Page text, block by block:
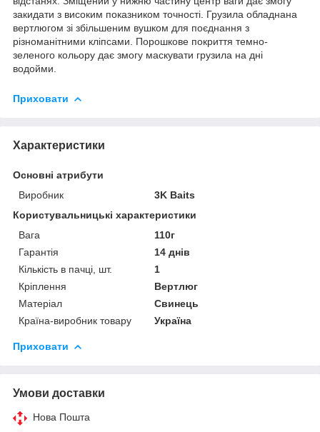
закидати з високим показником точності. Грузила обладнана
вертлюгом зі збільшеним вушком для поєднання з
різноманітними кліпсами. Порошкове покриття темно-
зеленого кольору дає змогу маскувати грузила на дні
водойми.
Приховати
Характеристики
Основні атрибути
Виробник
3K Baits
Користувальницькі характеристики
Вага
110г
Гарантія
14 днів
Кількість в пачці, шт.
1
Кріплення
Вертлюг
Матеріал
Свинець
Країна-виробник товару
Україна
Приховати
Умови доставки
Нова Пошта